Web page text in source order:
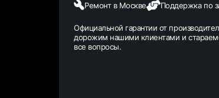
Ремонт в Москве Поддержка по
Официальной гарантии от
дорожим нашими клиентами и
все вопросы.